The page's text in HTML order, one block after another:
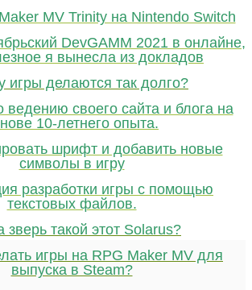
MV Trinity на Nintendo Switch
DevGAMM 2021 в онлайне,
я вынесла из докладов
игры делаются так долго?
ведению своего сайта и блога на
10-летнего опыта.
шрифт и добавить новые
символы в игру
разработки игры с помощью
текстовых файлов.
зверь такой этот Solarus?
игры на RPG Maker MV для
выпуска в Steam?